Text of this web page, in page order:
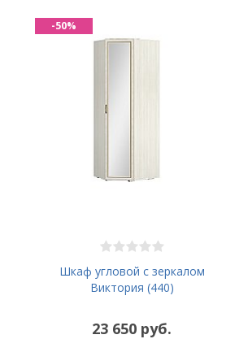
Шкаф угловой с зеркалом
Виктория (440)
23 650 руб.
-50%